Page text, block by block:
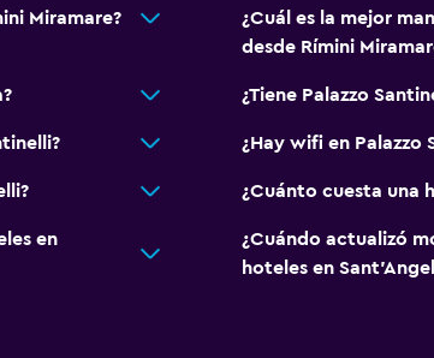
Sillas de playa
Comedor al aire libre
Perchero
Miramare?
¿Cuál es la mejor
desde Rímini
¿Tiene Palazzo
¿Hay wifi en Palazzo
¿Cuánto cuesta una
en
¿Cuándo actualizó
hoteles en